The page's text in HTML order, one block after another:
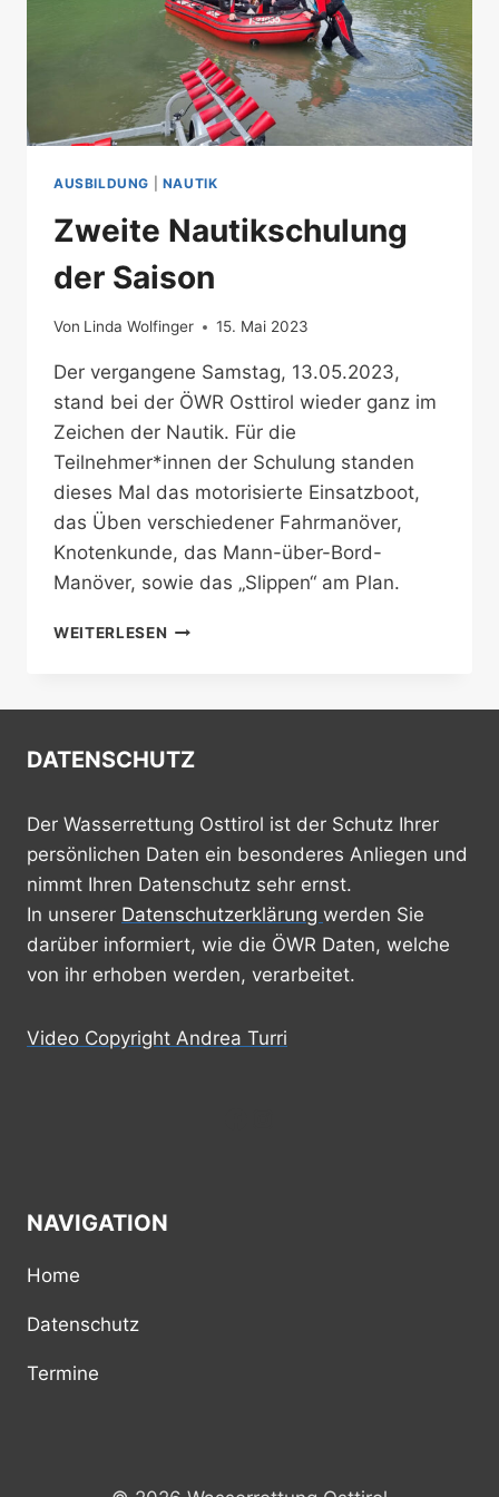
AUSBILDUNG NAUTIK
Zweite Nautikschulung
der Saison
Von Linda Wolfinger 15. Mai 2023
Der vergangene Samstag, 13.05.2023,
stand bei der ÖWR Osttirol wieder ganz im
Zeichen der Nautik. Für die
Teilnehmer*innen der Schulung standen
dieses Mal das motorisierte Einsatzboot,
das Üben verschiedener Fahrmanöver,
Knotenkunde, das Mann-über-Bord-
Manöver, sowie das „Slippen“ am Plan.
WEITERLESEN ZWEITE
DATENSCHUTZ
Der Wasserrettung Osttirol ist der Schutz Ihrer
persönlichen Daten ein besonderes Anliegen und
nimmt Ihren Datenschutz sehr ernst.
In unserer Datenschutzerklärung werden Sie
darüber informiert, wie die ÖWR Daten, welche
von ihr erhoben werden, verarbeitet.
Video Copyright Andrea Turri
NAVIGATION
Home
Datenschutz
Termine